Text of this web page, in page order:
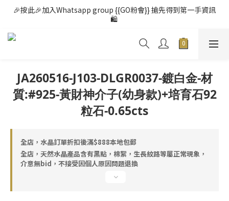
🎉按此🎉加入Whatsapp group {{GO粉會}} 搶先得到第一手資訊
🛍️
JA260516-J103-DLGR0037-鍍白金-材
質:#925-黃財神介子(幼身款)+培育石92
粒石-0.65cts
全店，水晶訂單折扣後滿$888本地包郵
全店，天然水晶產品含有黑點，棉絮，生長紋路等屬正常現象，
介意無bid，不接受因個人原因問題退換